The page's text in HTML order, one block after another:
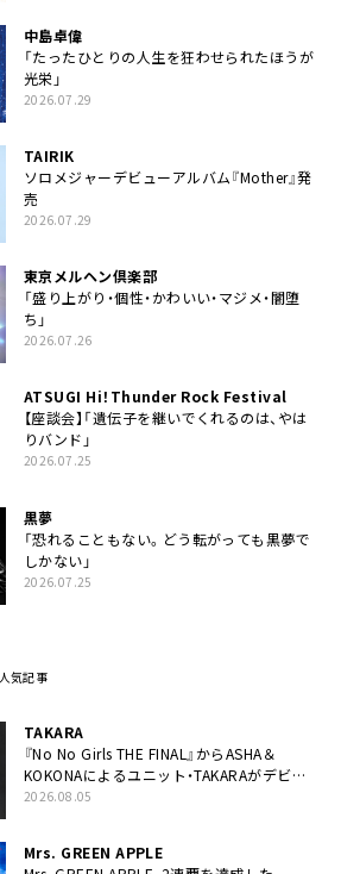
中島卓偉
「たったひとりの人生を狂わせられたほうが
光栄」
2026.07.29
TAIRIK
ソロメジャーデビューアルバム『Mother』発
売
2026.07.29
東京メルヘン倶楽部
「盛り上がり・個性・かわいい・マジメ・闇堕
ち」
2026.07.26
ATSUGI Hi！Thunder Rock Festival
【座談会】「遺伝子を継いでくれるのは、やは
りバンド」
2026.07.25
黒夢
「恐れることもない。どう転がっても黒夢で
しかない」
2026.07.25
人気記事
TAKARA
『No No Girls THE FINAL』からASHA＆
KOKONAによるユニット・TAKARAがデビュ
ー
2026.08.05
Mrs. GREEN APPLE